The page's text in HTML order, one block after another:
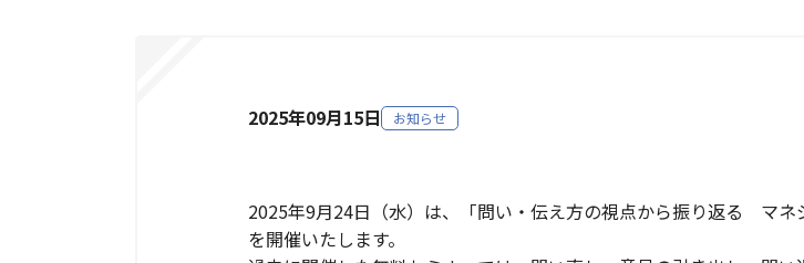
2025年09月15日 お知らせ
2025年9月24日（水）は、「問い・伝え方の視点から振り返る マ
を開催いたします。